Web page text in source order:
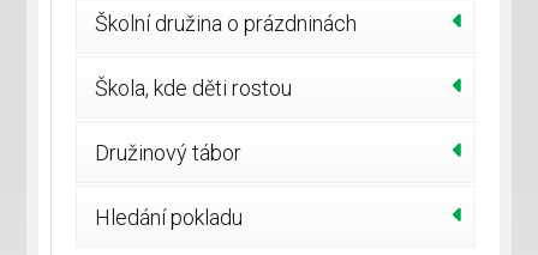
Školní družina o prázdninách
Škola, kde děti rostou
Družinový tábor
Hledání pokladu